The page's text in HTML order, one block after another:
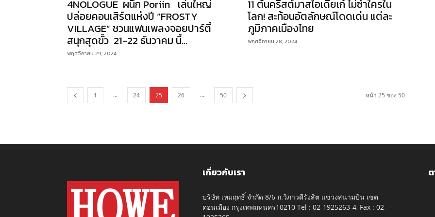
4NOLOGUE ผนึก Poriin เล่นใหญ่
ปล่อยคอนเสิร์ตแห่งปี “FROSTY
VILLAGE” ชวนแฟนเพลงจอยปาร์ตี้
สนุกสุดขั้ว 21-22 ธันวาคม นี้...
พฤศจิกายน 29, 2024
11 ต้นคริสต์มาสไอเดียเก๋ ไม่ซ้ำใครใน
โลก! สะท้อนอัตลักษณ์โดดเด่น แต่ละ
ภูมิภาคเมืองไทย
พฤศจิกายน 28, 2024
1 ... 24 25 26 ... 50 หน้า 25 ของ 50
เกี่ยวกับเรา
บริษัท เหมฤทธิ์ จำกัด 8/6 ถ.วิภาวดีรังสิต แขวงสนามบิน เขต
ดอนเมือง กรุงเทพมหนคร10210 Tel : 02-1925263-4, Fax : 02-